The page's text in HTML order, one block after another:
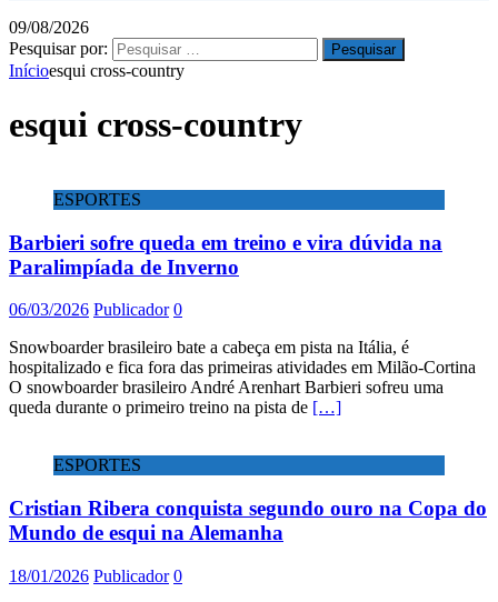
09/08/2026
Pesquisar por:
Inícioesqui cross-country
esqui cross-country
ESPORTES
Barbieri sofre queda em treino e vira dúvida na
Paralimpíada de Inverno
06/03/2026 Publicador 0
Snowboarder brasileiro bate a cabeça em pista na Itália, é
hospitalizado e fica fora das primeiras atividades em Milão-Cortina
O snowboarder brasileiro André Arenhart Barbieri sofreu uma
queda durante o primeiro treino na pista de […]
ESPORTES
Cristian Ribera conquista segundo ouro na Copa do
Mundo de esqui na Alemanha
18/01/2026 Publicador 0